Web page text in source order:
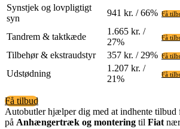
Synstjek og lovpligtigt
syn
941 kr. / 66% Få
Tandrem & taktkæde
1.665 kr. /
27%
Få
Tilbehør & ekstraudstyr 357 kr. / 29% Få
Udstødning
1.207 kr. /
21%
Få
Få tilbud
Autobutler hjælper dig med at indhente
på Anhængertræk og montering til Fiat